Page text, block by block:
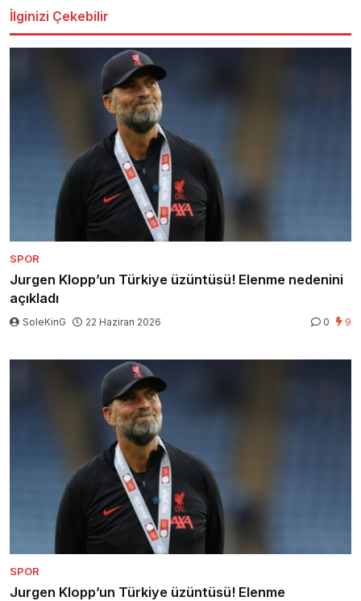
İlginizi Çekebilir
SPOR
Jurgen Klopp’un Türkiye üzüntüsü! Elenme nedenini
açıkladı
SoleKinG 22 Haziran 2026 0 9
SPOR
Jurgen Klopp’un Türkiye üzüntüsü! Elenme